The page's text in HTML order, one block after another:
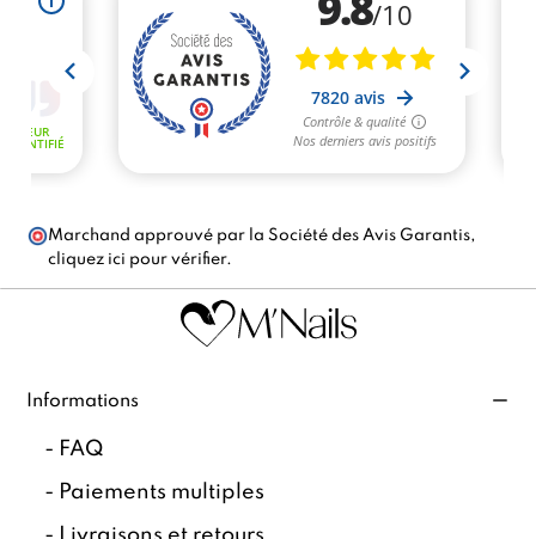
Marchand approuvé par la Société des Avis Garantis,
cliquez ici pour vérifier.
Informations
- FAQ
- Paiements multiples